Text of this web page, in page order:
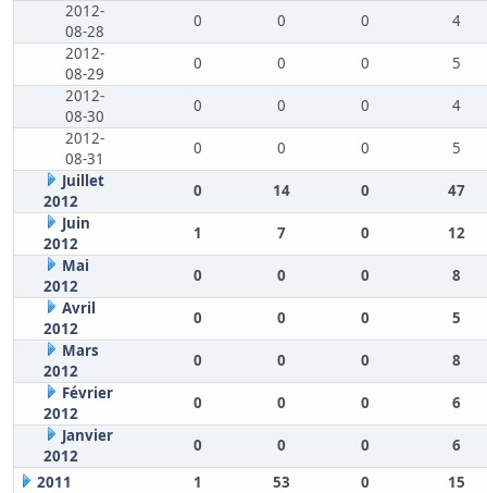
2012-
08-28
0 0 0
4
2012-
08-29
0 0 0
5
2012-
08-30
0 0 0
4
2012-
08-31
0 0 0
5
Juillet
2012
0 14 0
47
Juin
2012
1 7 0
12
Mai
2012
0 0 0
8
Avril
2012
0 0 0
5
Mars
2012
0 0 0
8
Février
2012
0 0 0
6
Janvier
2012
0 0 0
6
2011
1 53 0 15